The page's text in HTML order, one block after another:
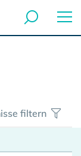
filtern